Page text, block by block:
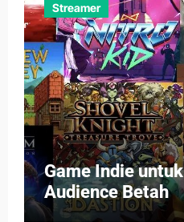
Streamer
Game Indie
Audience Betah